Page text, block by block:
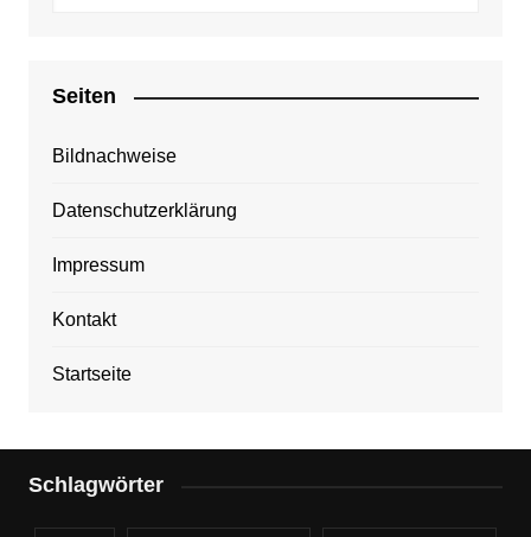
Seiten
Bildnachweise
Datenschutzerklärung
Impressum
Kontakt
Startseite
Schlagwörter